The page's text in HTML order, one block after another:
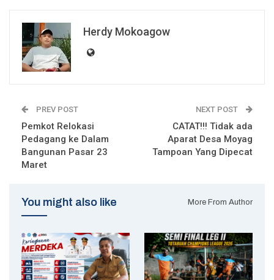
Herdy Mokoagow
PREV POST
Pemkot Relokasi
Pedagang ke Dalam
Bangunan Pasar 23
Maret
NEXT POST
CATAT!!! Tidak ada
Aparat Desa Moyag
Tampoan Yang Dipecat
You might also like More From Author